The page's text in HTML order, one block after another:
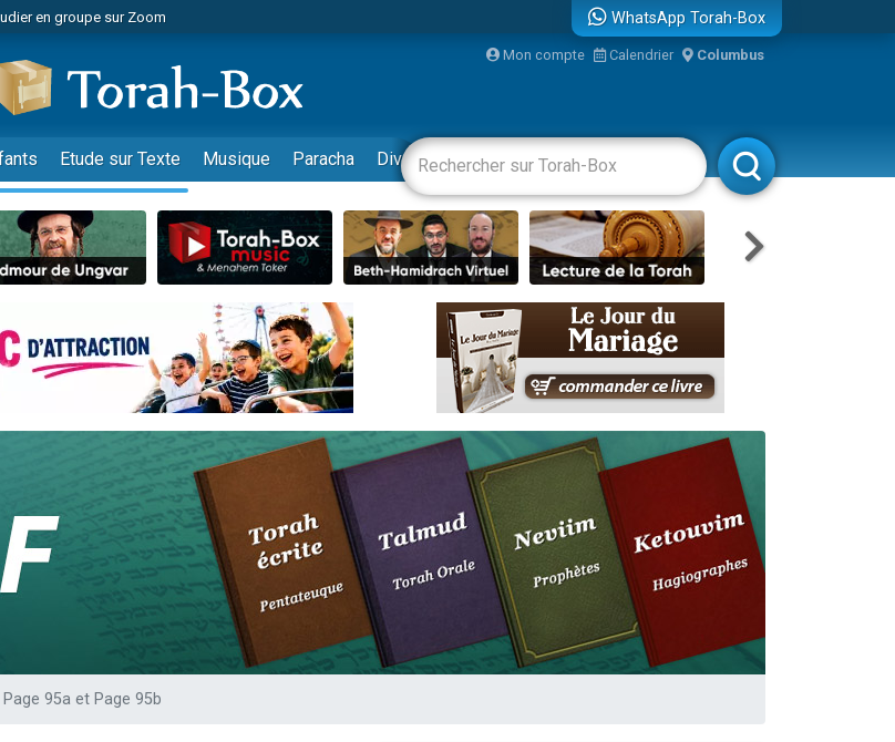
en groupe sur Zoom
rejoindre sur WhatsApp
rejoindre sur WhatsApp
faire un don pour Reloger Rivka, 6 enfants, victime de violences...
un don pour 1 Journée de Vacances Pour les Enfants
une bénédiction
rejoindre sur WhatsApp
en groupe sur Zoom
rejoindre sur WhatsApp
rejoindre sur WhatsApp
faire un don pour 5 jours de vacances aux Orphelins
rejoindre sur WhatsApp
une bénédiction
faire un don pour Sauvez la jambe de Yohan
en groupe sur Zoom
WhatsApp Torah-Box
Mon compte Calendrier Columbus
Etude sur Texte Musique Paracha Divertissements Livres Rabbanim
Page 95a et Page 95b